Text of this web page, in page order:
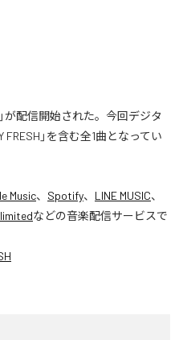
」が配信開始された。今回デジタ
FRESH」を含む全1曲となってい
Music、 Spotify、 LINE MUSIC、
などの音楽配信サービスで